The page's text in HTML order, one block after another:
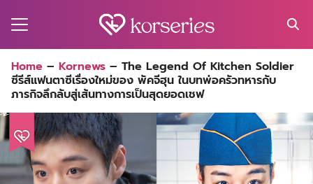
for:
Home – Kornews – The Legend Of Kitchen Soldier
ซีรีส์แฟนตาซีเรื่องใหม่ของ พัคจีฮุน ในบทพ่อครัวทหารกับ
ภารกิจลึกลับสู่เส้นทางการเป็นสุดยอดเชฟ